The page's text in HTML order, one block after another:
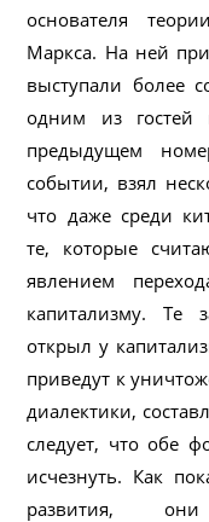
основателя
Маркса. На ней
выступали более
одним из гостей
предыдущем
событии, взял
что даже среди
те, которые
явлением
капитализму. Те
открыл у
приведут к
диалектики,
следует, что обе
исчезнуть. Как
развития,